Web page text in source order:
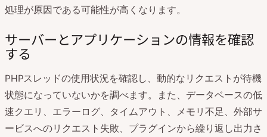
処理が原因である可能性が高くなります。
サーバーとアプリケーションの情報を確認
する
PHPスレッドの使用状況を確認し、動的なリクエストが待機
状態になっていないかを調べます。また、データベースの低
速クエリ、エラーログ、タイムアウト、メモリ不足、外部サ
ービスへのリクエスト失敗、プラグインから繰り返し出力さ